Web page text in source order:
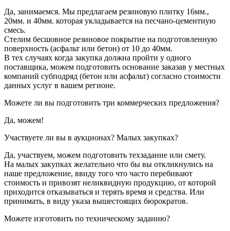
Да, занимаемся. Мы предлагаем резиновую плитку 16мм.,
20мм. и 40мм. которая укладывается на песчано-цементную
смесь.
Стелим бесшовное резиновое покрытие на подготовленную
поверхность (асфальт или бетон) от 10 до 40мм.
В тех случаях когда закупка должна пройти у одного
поставщика, можем подготовить основание заказав у местных
компаний субподряд (бетон или асфальт) согласно стоимости
данных услуг в вашем регионе.
Можете ли вы подготовить три коммерческих предложения?
Да, можем!
Участвуете ли вы в аукционах? Малых закупках?
Да, участвуем, можем подготовить техзадание или смету.
На малых закупках желательно что бы вы откликнулись на
наше предложение, ввиду того что часто перебивают
стоимость и привозят неликвидную продукцию, от которой
приходится отказываться и терять время и средства. Или
принимать, в виду указа вышестоящих бюрократов.
Можете изготовить по техническому заданию?